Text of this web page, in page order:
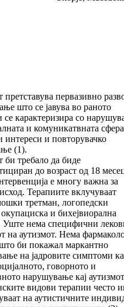
претставува первазивно
што се јавува во раното
се карактеризира со
и комуникатвната
интереси и повторувачко
(1).
би требало да биде
до возраст од 18
е многу важна за
Терапиите вклучуваат
третман, логопедски
и бихејвиорална
Уште нема специфични
на аутизмот. Нема
би покажал маркантно
на јадровите симптоми
говорното и
нарушување кај
видови терапии често
на аутистичните